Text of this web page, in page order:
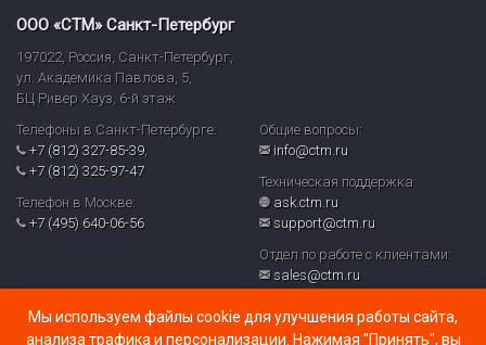
ООО «СТМ» Санкт-Петербург
197022, Россия Санкт-Петербург
ул. Академика Павлова, 5,
БЦ Ривер Хауз 6-й этаж
Телефоны в Санкт-Петербурге:
+7 (812) 327-85-39,
+7 (812) 325-97-47
Телефон в Москве:
+7 (495) 640-06-56
Общие вопросы:
info@ctm.ru
Техническая поддержка:
ask.ctm.ru
support@ctm.ru
Отдел по работе с клиентами:
sales@ctm.ru
Политика обработки персональных данных и реализуемых
Мы используем файлы cookie для улучшения работы сайта,
анализа трафика и персонализации. Нажимая "Принять", вы